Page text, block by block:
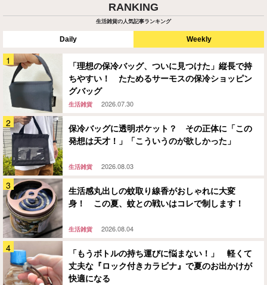
RANKING
生活雑貨の人気記事ランキング
Daily Weekly
「理想の保冷バッグ、ついに見つけた」縦長で持
ちやすい！ たためるサーモスの保冷ショッピン
グバッグ
生活雑貨 2026.07.30
保冷バッグに透明ポケット？ その正体に「この
発想は天才！」「こういうのが欲しかった」
生活雑貨 2026.08.03
生活感丸出しの蚊取り線香がおしゃれに大変
身！ この夏、蚊との戦いはコレで制します！
生活雑貨 2026.08.04
「もうボトルの持ち運びに悩まない！」 軽くて
丈夫な『ロック付きカラビナ』で夏のお出かけが
快適になる